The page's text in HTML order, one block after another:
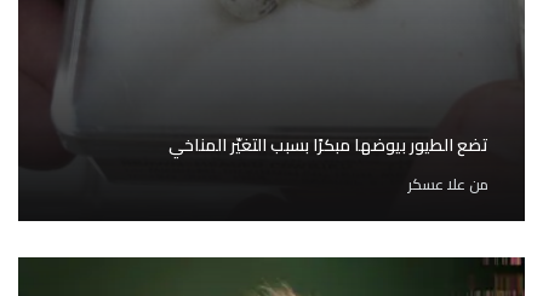
تضع الطيور بيوضها مبكرًا بسبب التغيّر المناخي
من علا عسكر